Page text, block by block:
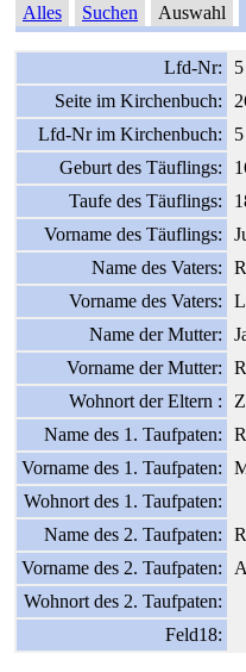
Alles Suchen Auswahl
Lfd-Nr:
5
Seite im Kirchenbuch:
Lfd-Nr im Kirchenbuch:
5
Geburt des Täuflings:
Taufe des Täuflings:
Vorname des Täuflings:
Name des Vaters:
Vorname des Vaters:
Name der Mutter:
Vorname der Mutter:
Wohnort der Eltern :
Name des 1. Taufpaten:
Vorname des 1. Taufpaten:
Wohnort des 1. Taufpaten:
Name des 2. Taufpaten:
Vorname des 2. Taufpaten:
Wohnort des 2. Taufpaten:
Feld18: